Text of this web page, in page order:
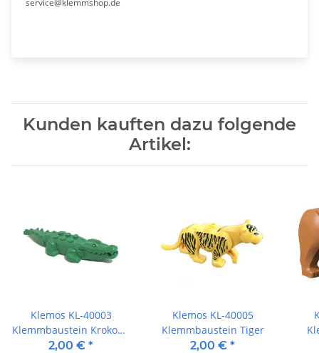
service@klemmshop.de
Kunden kauften dazu folgende
Artikel:
Klemos KL-40003
Klemmbaustein Krokodil
grün
2,00 € *
Klemos KL-40005
Klemmbaustein Tiger
2,00 € *